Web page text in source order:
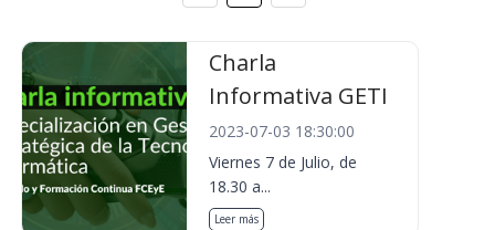
Charla
Informativa GETI
2023-07-03 18:30:00
Viernes 7 de Julio, de
18.30 a...
Leer más